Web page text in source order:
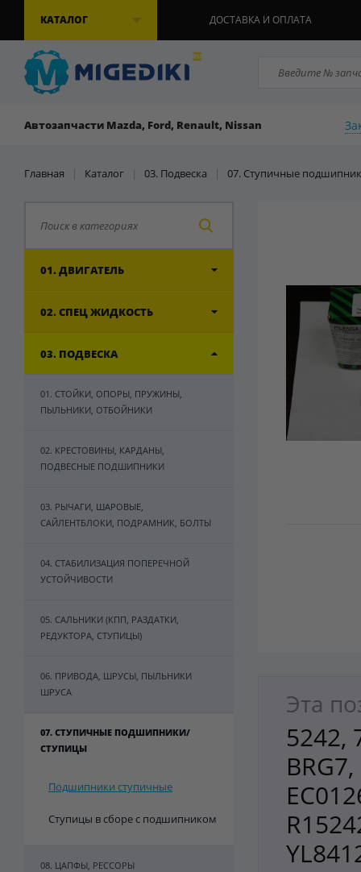
КАТАЛОГ ДОСТАВКА И ОПЛАТА
Автозапчасти Mazda, Ford, Renault, Nissan
Главная | Каталог | 03. Подвеска | 07. Ступичные
01. ДВИГАТЕЛЬ
02. СПЕЦ ЖИДКОСТЬ
03. ПОДВЕСКА
01. СТОЙКИ, ОПОРЫ, ПРУЖИНЫ,
ПЫЛЬНИКИ, ОТБОЙНИКИ
02. КРЕСТОВИНЫ, КАРДАНЫ,
ПОДВЕСНЫЕ ПОДШИПНИКИ
03. РЫЧАГИ, ШАРОВЫЕ,
САЙЛЕНТБЛОКИ, ПОДРАМНИК, БОЛТЫ
04. СТАБИЛИЗАЦИЯ ПОПЕРЕЧНОЙ
УСТОЙЧИВОСТИ
05. САЛЬНИКИ (КПП, РАЗДАТКИ,
РЕДУКТОРА, СТУПИЦЫ)
06. ПРИВОДА, ШРУСЫ, ПЫЛЬНИКИ
ШРУСА
07. СТУПИЧНЫЕ ПОДШИПНИКИ/
СТУПИЦЫ
Подшипники ступичные
Ступицы в сборе с подшипником
08. ЦАПФЫ, РЕССОРЫ
Эта
5242,